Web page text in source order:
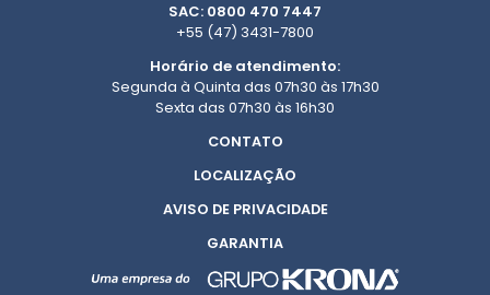
SAC: 0800 470 7447
+55 (47) 3431-7800
Horário de atendimento:
Segunda à Quinta das 07h30 às 17h30
Sexta das 07h30 às 16h30
CONTATO
LOCALIZAÇÃO
AVISO DE PRIVACIDADE
GARANTIA